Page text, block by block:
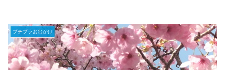
プチプラお出かけ